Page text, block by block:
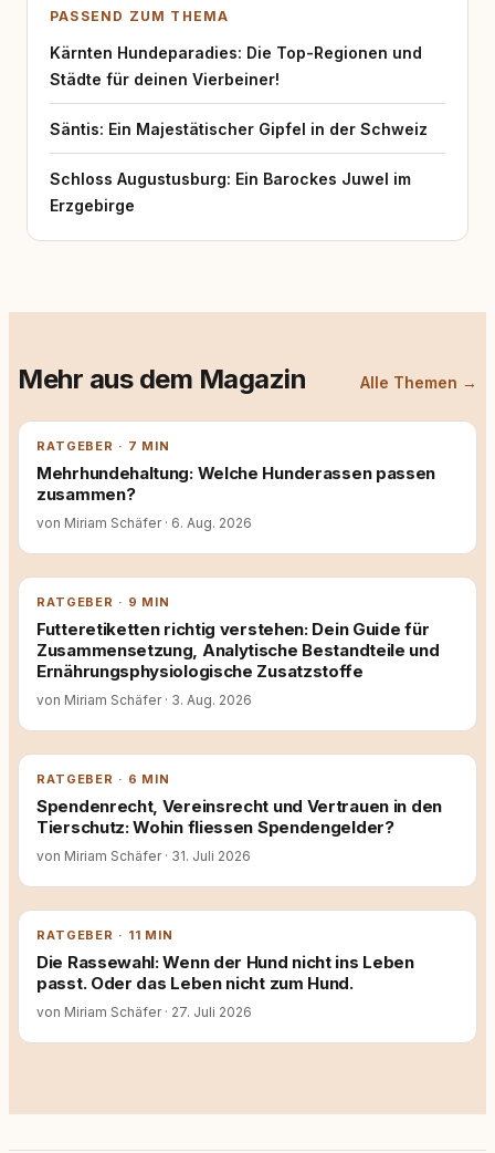
PASSEND ZUM THEMA
Kärnten Hundeparadies: Die Top-Regionen und
Städte für deinen Vierbeiner!
Säntis: Ein Majestätischer Gipfel in der Schweiz
Schloss Augustusburg: Ein Barockes Juwel im
Erzgebirge
Mehr aus dem Magazin Alle Themen →
RATGEBER · 7 MIN
Mehrhundehaltung: Welche Hunderassen passen
zusammen?
von Miriam Schäfer · 6. Aug. 2026
RATGEBER · 9 MIN
Futteretiketten richtig verstehen: Dein Guide für
Zusammensetzung, Analytische Bestandteile und
Ernährungsphysiologische Zusatzstoffe
von Miriam Schäfer · 3. Aug. 2026
RATGEBER · 6 MIN
Spendenrecht, Vereinsrecht und Vertrauen in den
Tierschutz: Wohin fliessen Spendengelder?
von Miriam Schäfer · 31. Juli 2026
RATGEBER · 11 MIN
Die Rassewahl: Wenn der Hund nicht ins Leben
passt. Oder das Leben nicht zum Hund.
von Miriam Schäfer · 27. Juli 2026